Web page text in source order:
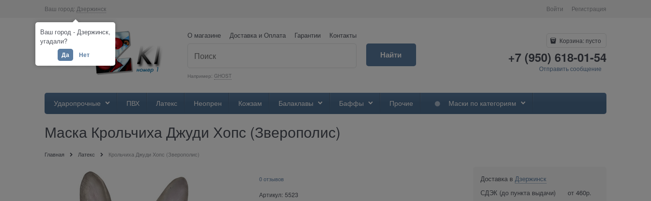
Ваш город: Дзержинск Войти Регистрация
О магазине Доставка и Оплата Гарантии Контакты
Например: GHOST
Найти
Корзина: пусто
+7 (950) 618-01-54
Отправить сообщение
Ударопрочные ПВХ Латекс Неопрен Кожзам Балаклавы Баффы Прочие Маски по категориям
Маска Крольчиха Джуди Хопс (Зверополис)
Главная Латекс Крольчиха Джуди Хопс (Зверополис)
0 отзывов
Артикул: 5523
Доставка в Дзержинск
СДЭК (до пункта выдачи)
от 460р.
Ваш город - Дзержинск,
угадали?
Да Нет